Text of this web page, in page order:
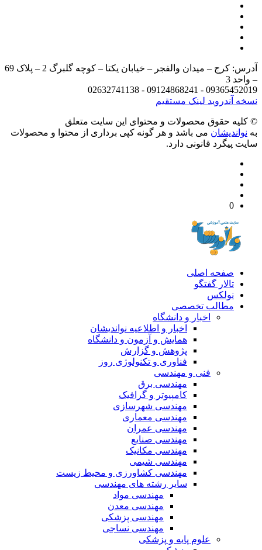
آدرس: کرج – میدان والفجر – خیابان یکتا – کوچه گلبرگ 2 – پلاک 69
3
09365452019 - 09124868241 -
آندرویدلینک مستقیم
حقوق محصولات و محتوای اين سایت متعلق
می باشد و هر گونه کپی برداری از محتوا و محصولات
پیگرد قانونی دارد.
صفحه اصلی
تالار گفتگو
نولکس
مطالب تخصصی
اخبار و دانشگاه
اخبار و اطلاعیه نواندیشان
همایش و آزمون و دانشگاه
پژوهش و گزارش
فناوری و تکنولوژی روز
فنی و مهندسی
مهندسی برق
کامپیوتر و گرافیک
مهندسی شهرسازی
مهندسی معماری
مهندسی عمران
مهندسی صنایع
مهندسی مکانیک
مهندسی شیمی
مهندسی کشاورزی و محیط زیست
سایر رشته های مهندسی
مهندسی مواد
مهندسی معدن
مهندسی پزشکی
مهندسی نساجی
علوم پایه و پزشکی